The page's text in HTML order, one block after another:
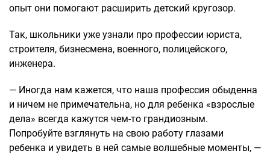
опыт они помогают расширить детский кругозор.
Так, школьники уже узнали про профессии юриста,
строителя, бизнесмена, военного, полицейского,
инженера.
— Иногда нам кажется, что наша профессия обыденна
и ничем не примечательна, но для ребенка «взрослые
дела» всегда кажутся чем-то грандиозным.
Попробуйте взглянуть на свою работу глазами
ребенка и увидеть в ней самые волшебные моменты, —